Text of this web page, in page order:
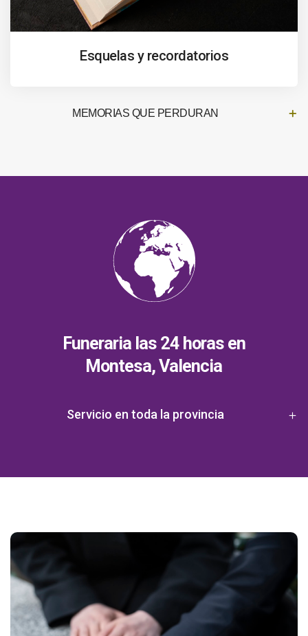
Esquelas y recordatorios
MEMORIAS QUE PERDURAN
Funeraria las 24 horas en
Montesa, Valencia
Servicio en toda la provincia